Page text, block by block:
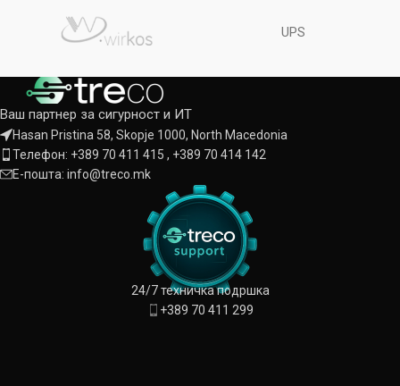
UPS
Ваш партнер за сигурност и ИТ
Hasan Pristina 58, Skopje 1000, North Macedonia
Телефон: +389 70 411 415 , +389 70 414 142
Е-пошта: info@treco.mk
24/7 техничка подршка
+389 70 411 299